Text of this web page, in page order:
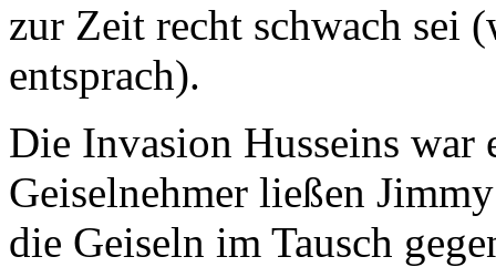
zur Zeit recht schwach sei
entsprach).
Die Invasion Husseins
Geiselnehmer ließen
die Geiseln im Tausch